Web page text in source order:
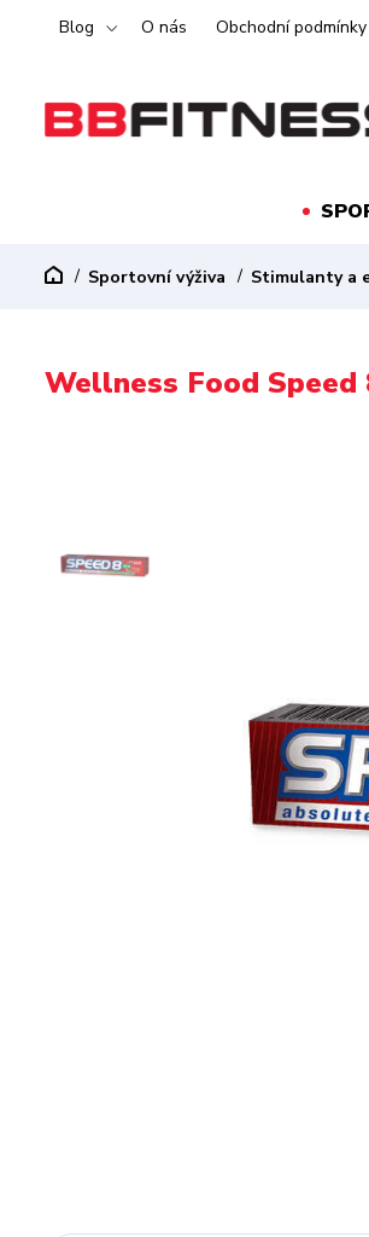
Blog O nás Obchodní podmínky
Sportovní výživa Stimulanty a
Wellness Food Speed